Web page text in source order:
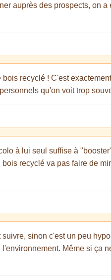
auprès des prospects, on
recyclé ! C'est
qu'on voit trop
à lui seul suffise à
recyclé va pas faire de
sinon c'est un peu
Même si ça